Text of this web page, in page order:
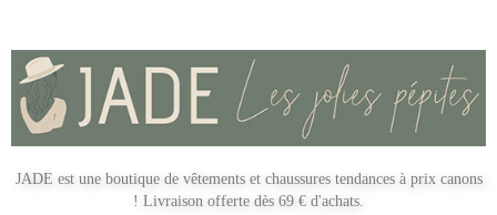
JADE est une boutique de vêtements et chaussures tendances à prix canons
! Livraison offerte dès 69 € d'achats.